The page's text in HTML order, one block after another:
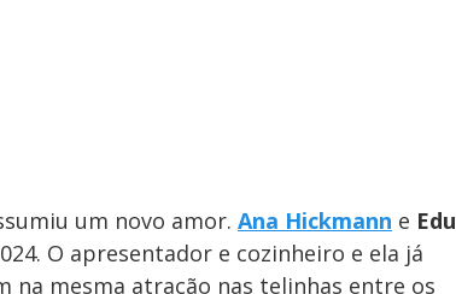
um novo amor. Ana Hickmann e Edu
O apresentador e cozinheiro e ela já
na mesma atração nas telinhas entre os